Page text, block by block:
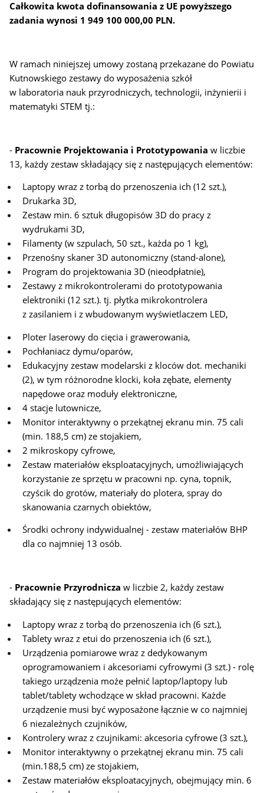
Całkowita kwota dofinansowania z UE powyższego
zadania wynosi 1 949 100 000,00 PLN.
W ramach niniejszej umowy zostaną przekazane do Powiatu
Kutnowskiego zestawy do wyposażenia szkół
w laboratoria nauk przyrodniczych, technologii, inżynierii i
matematyki STEM tj.:
- Pracownie Projektowania i Prototypowania w liczbie
13, każdy zestaw składający się z następujących elementów:
Laptopy wraz z torbą do przenoszenia ich (12 szt.),
Drukarka 3D,
Zestaw min. 6 sztuk długopisów 3D do pracy z
wydrukami 3D,
Filamenty (w szpulach, 50 szt., każda po 1 kg),
Przenośny skaner 3D autonomiczny (stand-alone),
Program do projektowania 3D (nieodpłatnie),
Zestawy z mikrokontrolerami do prototypowania
elektroniki (12 szt.). tj. płytka mikrokontrolera
z zasilaniem i z wbudowanym wyświetlaczem LED,
Ploter laserowy do cięcia i grawerowania,
Pochłaniacz dymu/oparów,
Edukacyjny zestaw modelarski z kloców dot. mechaniki
(2), w tym różnorodne klocki, koła zębate, elementy
napędowe oraz moduły elektroniczne,
4 stacje lutownicze,
Monitor interaktywny o przekątnej ekranu min. 75 cali
(min. 188,5 cm) ze stojakiem,
2 mikroskopy cyfrowe,
Zestaw materiałów eksploatacyjnych, umożliwiających
korzystanie ze sprzętu w pracowni np. cyna, topnik,
czyścik do grotów, materiały do plotera, spray do
skanowania czarnych obiektów,
Środki ochrony indywidualnej - zestaw materiałów BHP
dla co najmniej 13 osób.
- Pracownie Przyrodnicza w liczbie 2, każdy zestaw
składający się z następujących elementów:
Laptopy wraz z torbą do przenoszenia ich (6 szt.),
Tablety wraz z etui do przenoszenia ich (6 szt.),
Urządzenia pomiarowe wraz z dedykowanym
oprogramowaniem i akcesoriami cyfrowymi (3 szt.) - rolę
takiego urządzenia może pełnić laptop/laptopy lub
tablet/tablety wchodzące w skład pracowni. Każde
urządzenie musi być wyposażone łącznie w co najmniej
6 niezależnych czujników,
Kontrolery wraz z czujnikami: akcesoria cyfrowe (3 szt.),
Monitor interaktywny o przekątnej ekranu min. 75 cali
(min.188,5 cm) ze stojakiem,
Zestaw materiałów eksploatacyjnych, obejmujący min. 6